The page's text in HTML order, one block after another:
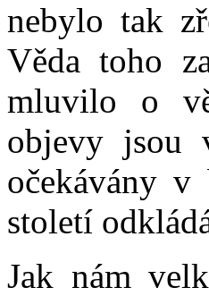
nebylo tak
Věda toho
mluvilo o
objevy jsou
očekávány v
století
Jak nám